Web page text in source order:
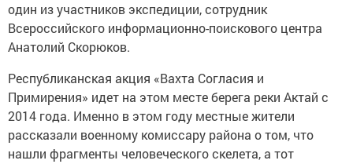
один из участников экспедиции, сотрудник
Всероссийского информационно-поискового центра
Анатолий Скорюков.
Республиканская акция «Вахта Согласия и
Примирения» идет на этом месте берега реки Актай с
2014 года. Именно в этом году местные жители
рассказали военному комиссару района о том, что
нашли фрагменты человеческого скелета, а тот